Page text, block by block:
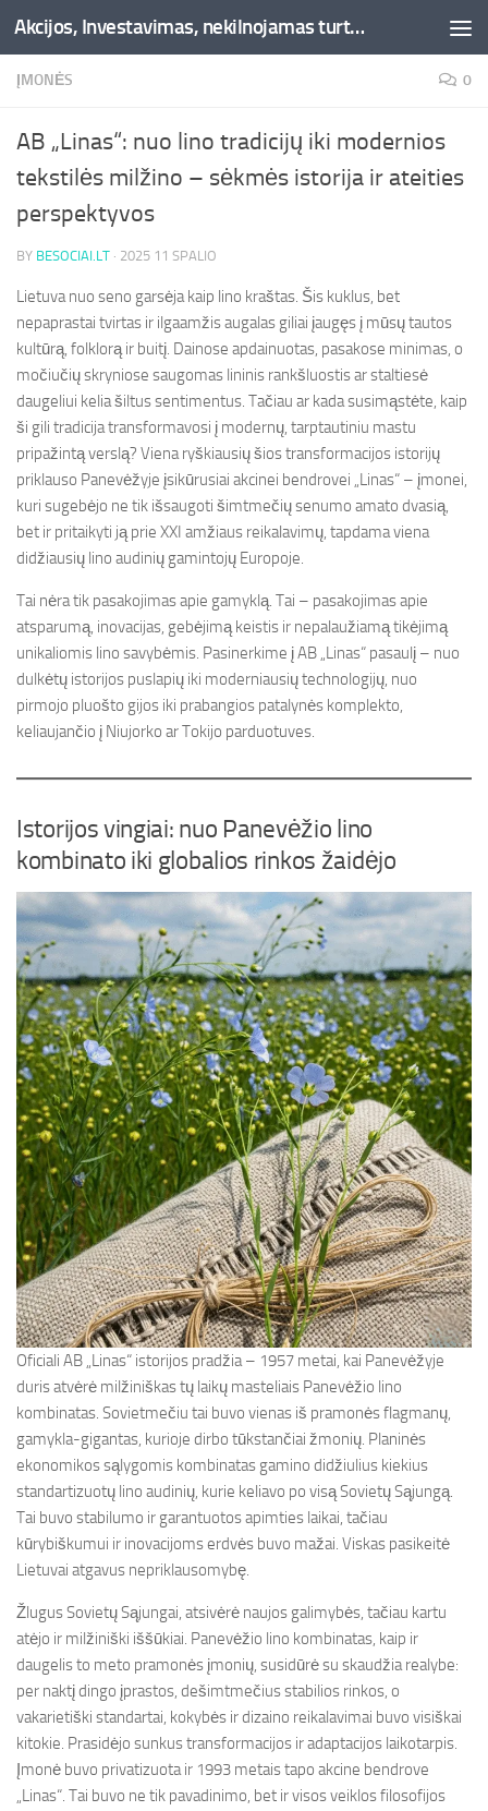
Skip to content Akcijos, Investavimas, nekilnojamas turtas, kriptovaliutos - Besociai.lt
ĮMONĖS 0
AB „Linas“: nuo lino tradicijų iki modernios
tekstilės milžino – sėkmės istorija ir ateities
perspektyvos
BY BESOCIAI.LT · 2025 11 SPALIO
Lietuva nuo seno garsėja kaip lino kraštas. Šis kuklus, bet
nepaprastai tvirtas ir ilgaamžis augalas giliai įaugęs į mūsų tautos
kultūrą, folklorą ir buitį. Dainose apdainuotas, pasakose minimas, o
močiučių skryniose saugomas lininis rankšluostis ar staltiesė
daugeliui kelia šiltus sentimentus. Tačiau ar kada susimąstėte, kaip
ši gili tradicija transformavosi į modernų, tarptautiniu mastu
pripažintą verslą? Viena ryškiausių šios transformacijos istorijų
priklauso Panevėžyje įsikūrusiai akcinei bendrovei „Linas“ – įmonei,
kuri sugebėjo ne tik išsaugoti šimtmečių senumo amato dvasią,
bet ir pritaikyti ją prie XXI amžiaus reikalavimų, tapdama viena
didžiausių lino audinių gamintojų Europoje.
Tai nėra tik pasakojimas apie gamyklą. Tai – pasakojimas apie
atsparumą, inovacijas, gebėjimą keistis ir nepalaužiamą tikėjimą
unikaliomis lino savybėmis. Pasinerkime į AB „Linas“ pasaulį – nuo
dulkėtų istorijos puslapių iki moderniausių technologijų, nuo
pirmojo pluošto gijos iki prabangios patalynės komplekto,
keliaujančio į Niujorko ar Tokijo parduotuves.
Istorijos vingiai: nuo Panevėžio lino
kombinato iki globalios rinkos žaidėjo
Oficiali AB „Linas“ istorijos pradžia – 1957 metai, kai Panevėžyje
duris atvėrė milžiniškas tų laikų masteliais Panevėžio lino
kombinatas. Sovietmečiu tai buvo vienas iš pramonės flagmanų,
gamykla-gigantas, kurioje dirbo tūkstančiai žmonių. Planinės
ekonomikos sąlygomis kombinatas gamino didžiulius kiekius
standartizuotų lino audinių, kurie keliavo po visą Sovietų Sąjungą.
Tai buvo stabilumo ir garantuotos apimties laikai, tačiau
kūrybiškumui ir inovacijoms erdvės buvo mažai. Viskas pasikeitė
Lietuvai atgavus nepriklausomybę.
Žlugus Sovietų Sąjungai, atsivėrė naujos galimybės, tačiau kartu
atėjo ir milžiniški iššūkiai. Panevėžio lino kombinatas, kaip ir
daugelis to meto pramonės įmonių, susidūrė su skaudžia realybe:
per naktį dingo įprastos, dešimtmečius stabilios rinkos, o
vakarietiški standartai, kokybės ir dizaino reikalavimai buvo visiškai
kitokie. Prasidėjo sunkus transformacijos ir adaptacijos laikotarpis.
Įmonė buvo privatizuota ir 1993 metais tapo akcine bendrove
„Linas“. Tai buvo ne tik pavadinimo, bet ir visos veiklos filosofijos